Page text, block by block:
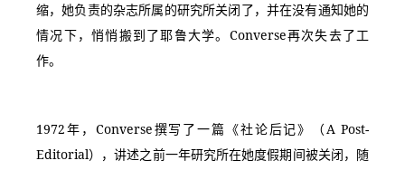
缩，她负责的杂志所属的研究所关闭了，并在没有通知她的
情况下，悄悄搬到了耶鲁大学。Converse再次失去了工
作。
1972年，Converse撰写了一篇《社论后记》（A Post-
Editorial），讲述之前一年研究所在她度假期间被关闭，随